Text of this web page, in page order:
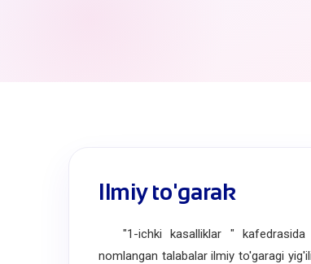
Ilmiy to'garak
"1-ichki kasalliklar " kafedrasida
nomlangan talabalar ilmiy to'garagi